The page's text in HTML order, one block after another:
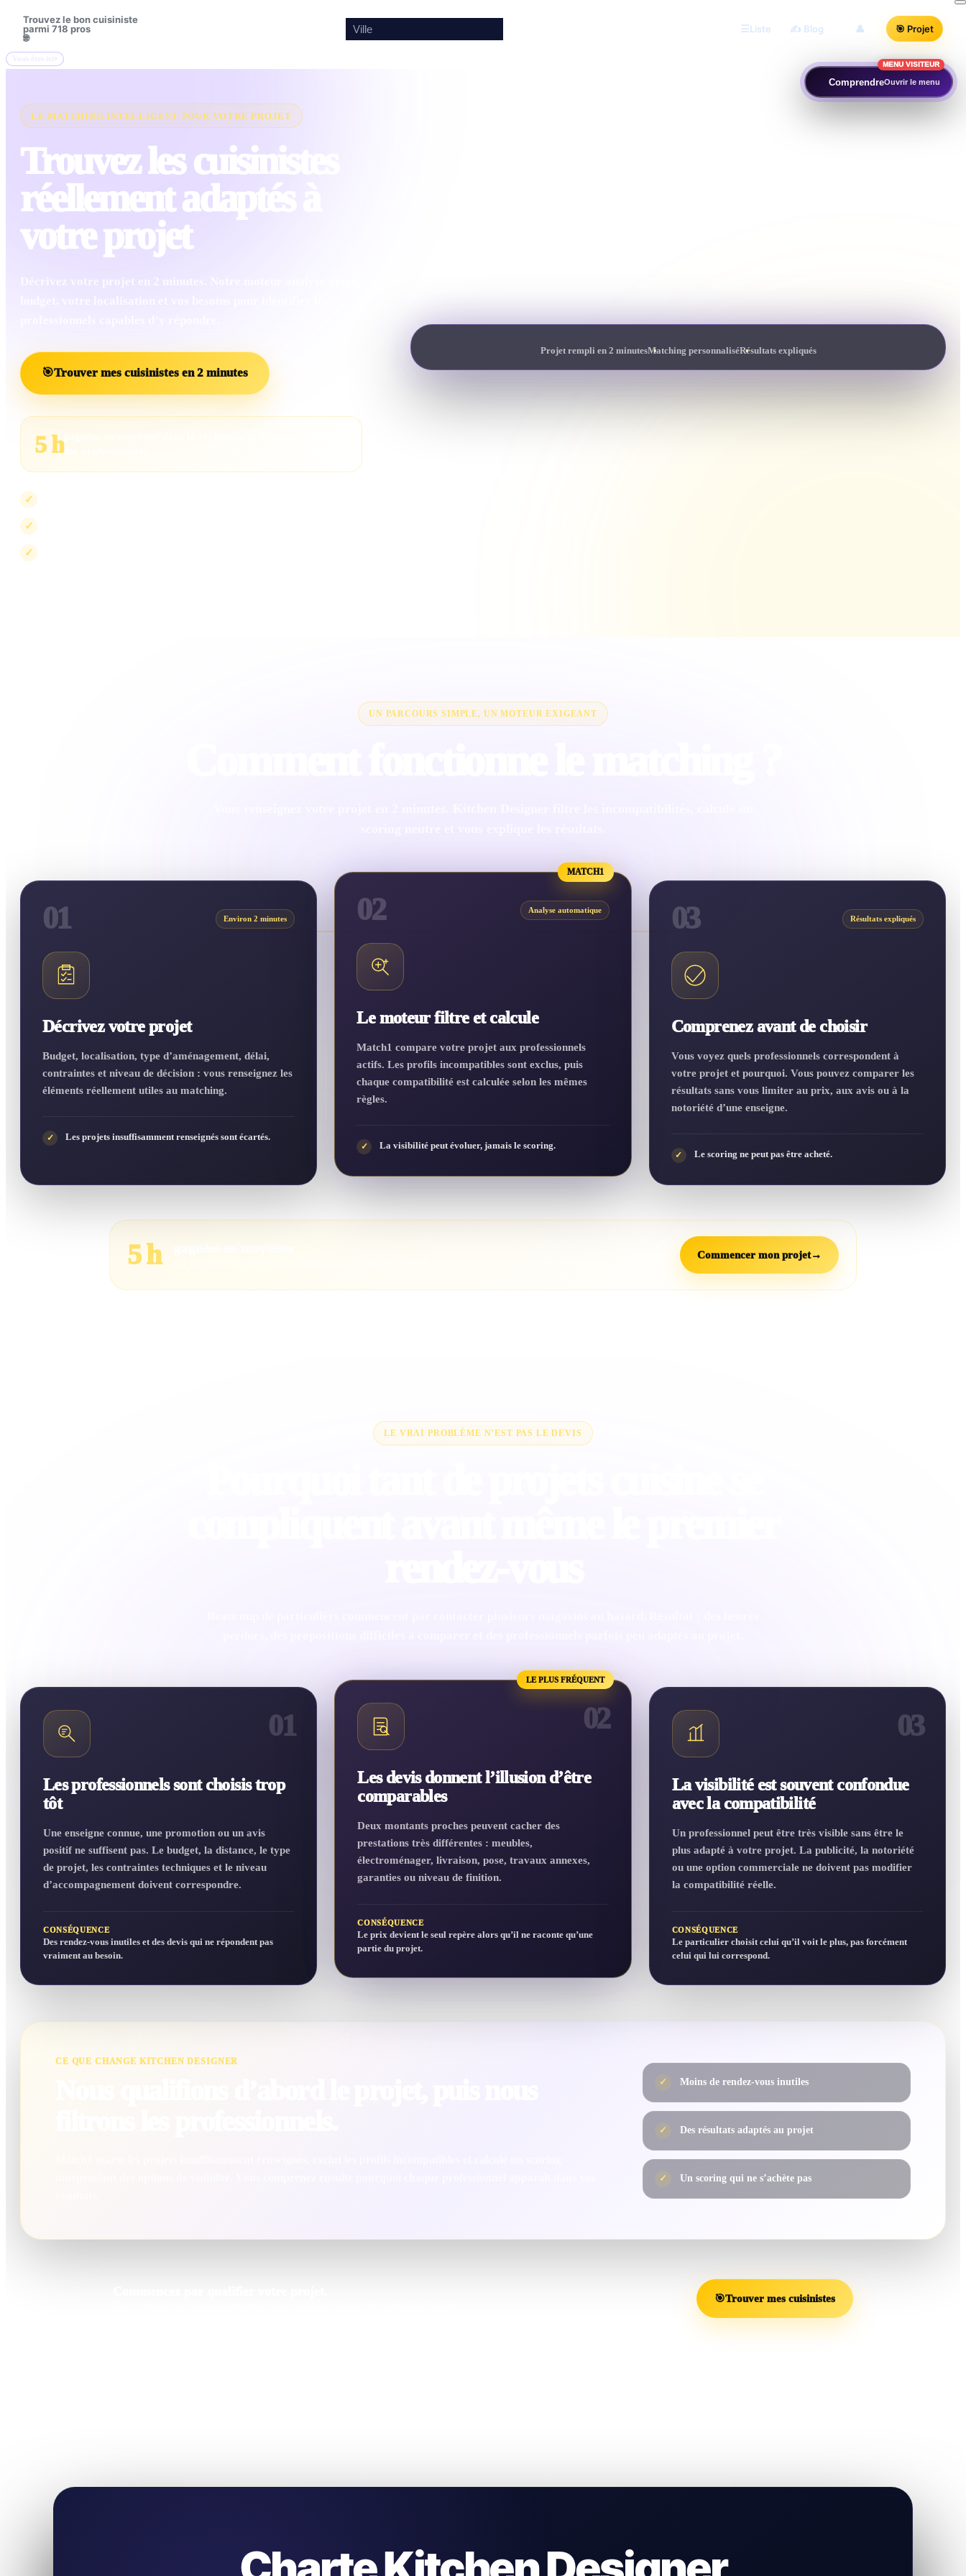
Trouvez le bon cuisiniste
parmi 718 pros
🌐
Liste ✍️ Blog 👤 🎯 Projet
LE MATCHING INTELLIGENT POUR VOTRE PROJET
Trouvez les cuisinistes
réellement adaptés à
votre projet
🎯Trouver mes cuisinistes en 2 minutes
5 hdes professionnels
✓
✓
✓
Projet rempli en 2 minutesMatching personnaliséRésultats expliqués
UN PARCOURS SIMPLE, UN MOTEUR EXIGEANT
01 Environ 2 minutes
Décrivez votre projet
Budget, localisation, type d’aménagement, délai,
contraintes et niveau de décision : vous renseignez les
éléments réellement utiles au matching.
✓ Les projets insuffisamment renseignés sont écartés.
MATCH1
02 Analyse automatique
Le moteur filtre et calcule
Match1 compare votre projet aux professionnels
actifs. Les profils incompatibles sont exclus, puis
chaque compatibilité est calculée selon les mêmes
règles.
✓ La visibilité peut évoluer, jamais le scoring.
03 Résultats expliqués
Comprenez avant de choisir
Vous voyez quels professionnels correspondent à
votre projet et pourquoi. Vous pouvez comparer les
résultats sans vous limiter au prix, aux avis ou à la
notoriété d’une enseigne.
✓ Le scoring ne peut pas être acheté.
5 h Commencer mon projet→
LE VRAI PROBLÈME N’EST PAS LE DEVIS
01
Les professionnels sont choisis trop
tôt
Une enseigne connue, une promotion ou un avis
positif ne suffisent pas. Le budget, la distance, le type
de projet, les contraintes techniques et le niveau
d’accompagnement doivent correspondre.
CONSÉQUENCE
Des rendez-vous inutiles et des devis qui ne répondent pas
vraiment au besoin.
LE PLUS FRÉQUENT
02
Les devis donnent l’illusion d’être
comparables
Deux montants proches peuvent cacher des
prestations très différentes : meubles,
électroménager, livraison, pose, travaux annexes,
garanties ou niveau de finition.
CONSÉQUENCE
Le prix devient le seul repère alors qu’il ne raconte qu’une
partie du projet.
03
La visibilité est souvent confondue
avec la compatibilité
Un professionnel peut être très visible sans être le
plus adapté à votre projet. La publicité, la notoriété
ou une option commerciale ne doivent pas modifier
la compatibilité réelle.
CONSÉQUENCE
Le particulier choisit celui qu’il voit le plus, pas forcément
celui qui lui correspond.
CE QUE CHANGE KITCHEN DESIGNER
✓ Moins de rendez-vous inutiles
✓ Des résultats adaptés au projet
✓ Un scoring qui ne s’achète pas
🎯Trouver mes cuisinistes
MENU VISITEUR
ComprendreOuvrir le menu